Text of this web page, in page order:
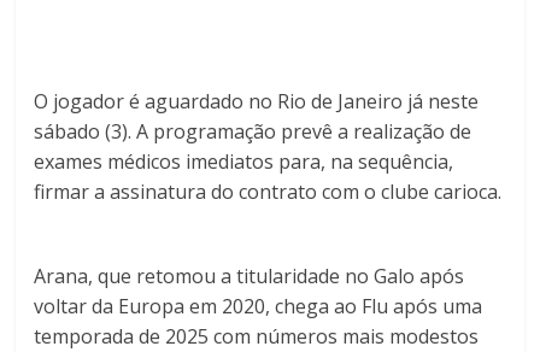
O jogador é aguardado no Rio de Janeiro já neste
sábado (3). A programação prevê a realização de
exames médicos imediatos para, na sequência,
firmar a assinatura do contrato com o clube carioca.
Arana, que retomou a titularidade no Galo após
voltar da Europa em 2020, chega ao Flu após uma
temporada de 2025 com números mais modestos